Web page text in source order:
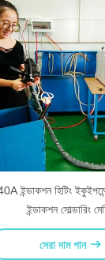
ইন্ডাকশন হিটিং
ইন্ডাকশন সোল্ডারিং
সেরা দাম পান